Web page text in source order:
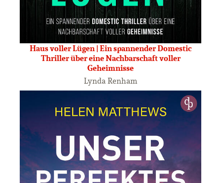
Haus voller Lügen | Ein spannender Domestic
Thriller über eine Nachbarschaft voller
Geheimnisse
Lynda Renham